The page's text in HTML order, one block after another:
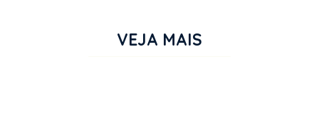
VEJA MAIS